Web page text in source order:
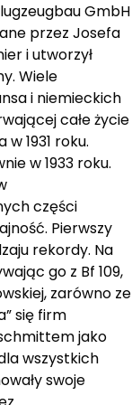
GmbH
przez Josefa
i utworzył
Wiele
i niemieckich
całe życie
1931 roku.
w 1933 roku.
części
Pierwszy
rekordy. Na
go z Bf 109,
zarówno ze
się firm
jako
wszystkich
swoje